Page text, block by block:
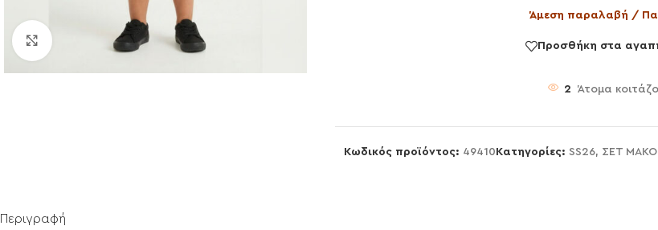
Click to enlarge
Άμεση παραλαβή /
Προσθήκη στα
2 Άτομα
Κωδικός προϊόντος: 49410Κατηγορίες: SS26, ΣΕΤ ΜΑΚΟ
Περιγραφή